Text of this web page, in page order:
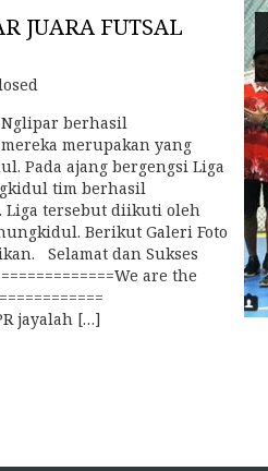
JUARA FUTSAL
Nglipar berhasil
merupakan yang
Pada ajang bergengsi Liga
tim berhasil
Liga tersebut diikuti oleh
Berikut Galeri Foto
Selamat dan Sukses
are the
jayalah […]